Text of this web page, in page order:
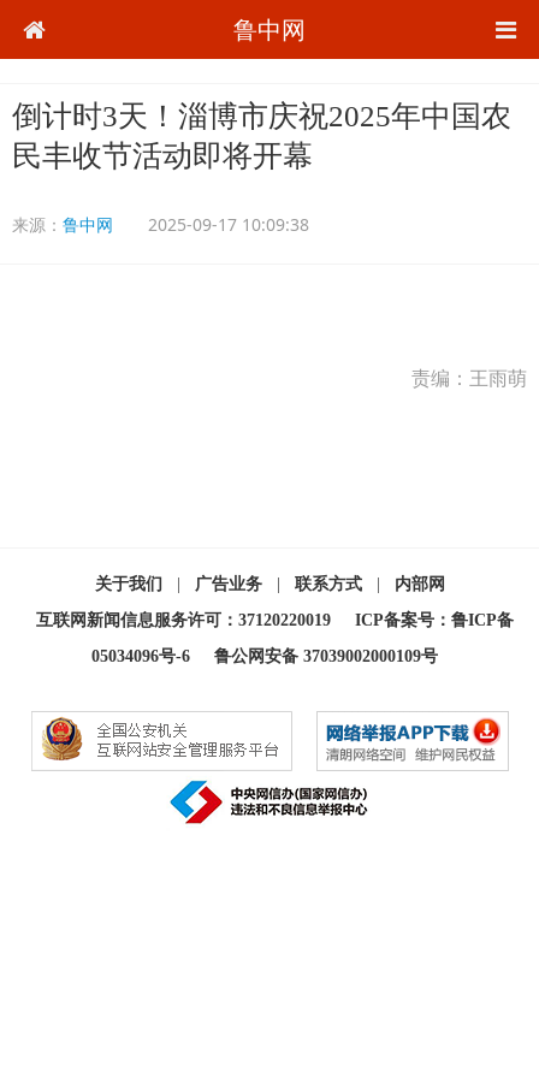
鲁中网
倒计时3天！淄博市庆祝2025年中国农
民丰收节活动即将开幕
来源： 鲁中网 2025-09-17 10:09:38
责编：王雨萌
关于我们 广告业务 联系方式
内部网
互联网新闻信息服务许可：37120220019
ICP备案号：鲁ICP备
05034096号-6
鲁公网安备 37039002000109号